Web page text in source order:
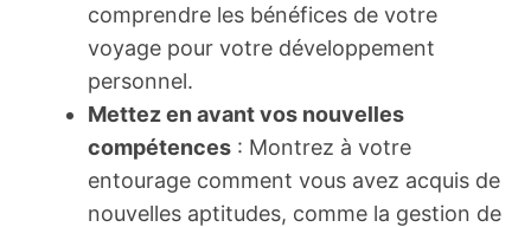
comprendre les bénéfices de votre
voyage pour votre développement
personnel.
Mettez en avant vos nouvelles
compétences : Montrez à votre
entourage comment vous avez acquis de
nouvelles aptitudes, comme la gestion de